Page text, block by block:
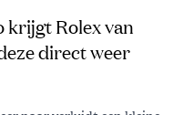
krijgt Rolex van
direct weer